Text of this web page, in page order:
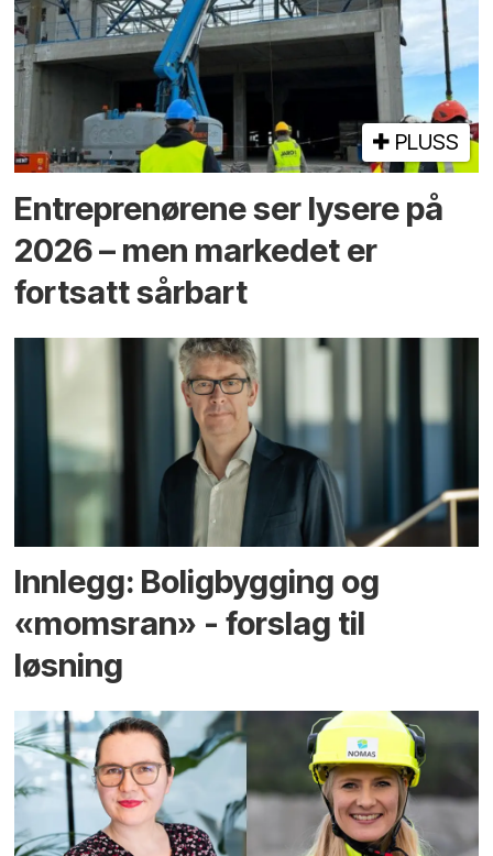
PLUSS
Entreprenørene ser lysere på
2026 – men markedet er
fortsatt sårbart
Innlegg: Boligbygging og
«momsran» - forslag til
løsning